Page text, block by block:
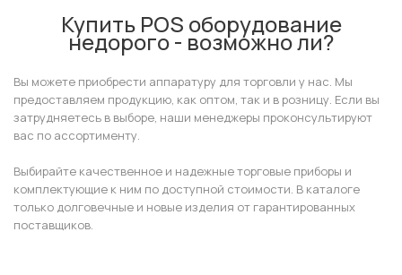
Купить POS оборудование
недорого - возможно ли?
Вы можете приобрести аппаратуру для торговли у нас. Мы
предоставляем продукцию, как оптом, так и в розницу. Если вы
затрудняетесь в выборе, наши менеджеры проконсультируют
вас по ассортименту.
Выбирайте качественное и надежные торговые приборы и
комплектующие к ним по доступной стоимости. В каталоге
только долговечные и новые изделия от гарантированных
поставщиков.